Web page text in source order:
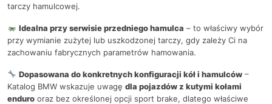
tarczy hamulcowej.
Idealna przy serwisie przedniego hamulca – to właściwy wybór
przy wymianie zużytej lub uszkodzonej tarczy, gdy zależy Ci na
zachowaniu fabrycznych parametrów hamowania.
Dopasowana do konkretnych konfiguracji kół i hamulców–
Katalog BMW wskazuje uwagę dla pojazdów z kutymi kołami
enduro oraz bez określonej opcji sport brake, dlatego właściwe